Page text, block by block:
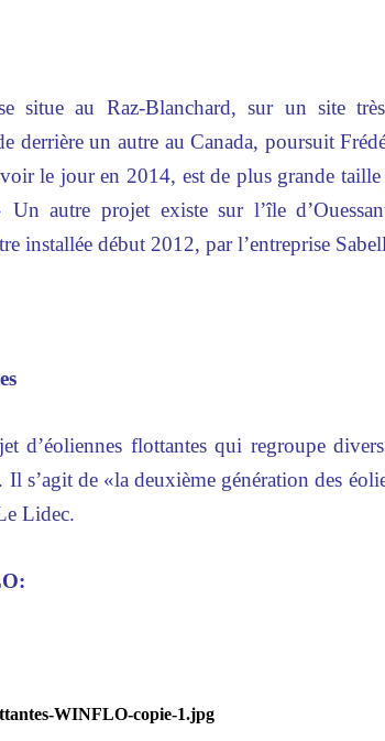
se situe au Raz-Blanchard, sur un site
derrière un autre au Canada, poursuit
le jour en 2014, est de plus grande
autre projet existe sur l’île
installée début 2012, par l’entreprise
d’éoliennes flottantes qui regroupe
s’agit de «la deuxième génération des
Lidec.